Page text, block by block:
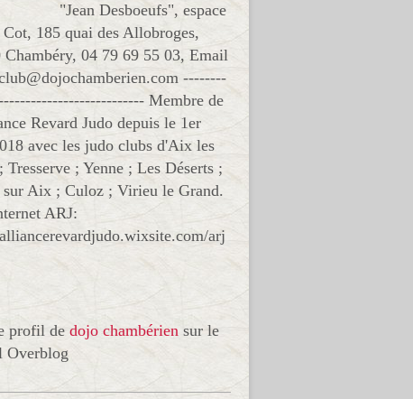
"Jean Desboeufs", espace
Cot, 185 quai des Allobroges,
Chambéry, 04 79 69 55 03, Email
--------
Membre de
Revard Judo depuis le 1er
avec les judo clubs d'Aix les
Tresserve ; Yenne ; Les Déserts ;
sur Aix ; Culoz ; Virieu le Grand.
ARJ:
arj
profil de dojo chambérien sur le
Overblog